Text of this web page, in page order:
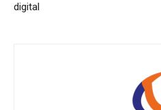
digital